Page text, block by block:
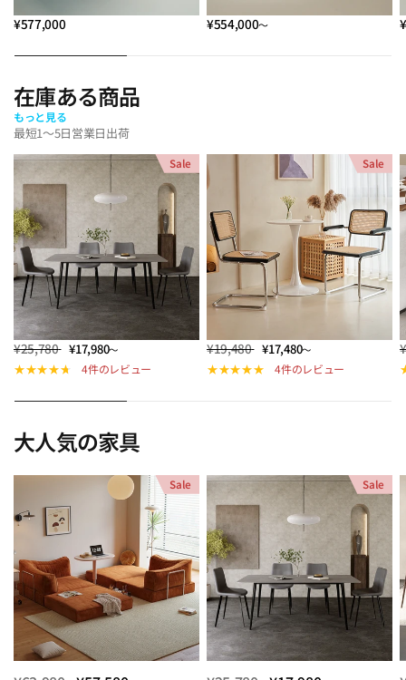
¥577,000 ¥554,000～
在庫ある商品
もっと見る
最短1～5日営業日出荷
Sale
¥25,780 ¥17,980～
4件のレビュー
Sale
¥19,480 ¥17,480～
4件のレビュー
大人気の家具
Sale Sale